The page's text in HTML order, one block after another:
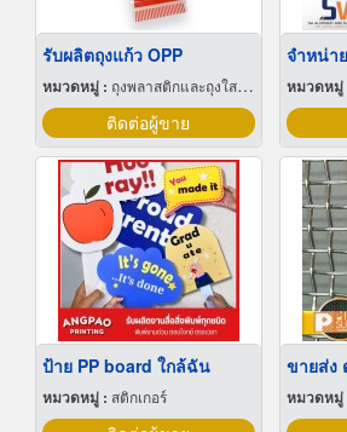
รับผลิตถุงแก้ว OPP
หมวดหมู่ : ถุงพลาสติกและถุงใสโปร่ง
ติดต่อผู้ขาย
จำหน่า
หมวดหมู่
ป้าย PP board ใกล้ฉัน
หมวดหมู่ : สติกเกอร์ หมวดหมู่